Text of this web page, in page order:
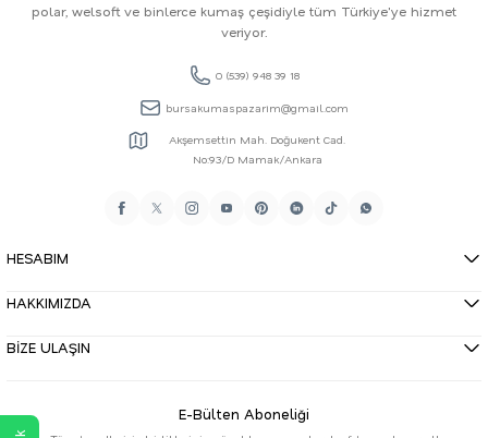
polar, welsoft ve binlerce kumaş çeşidiyle tüm Türkiye'ye hizmet
veriyor.
0 (539) 948 39 18
bursakumaspazarim@gmail.com
Akşemsettin Mah. Doğukent Cad.
No:93/D Mamak/Ankara
HESABIM
HAKKIMIZDA
BİZE ULAŞIN
E-Bülten Aboneliği